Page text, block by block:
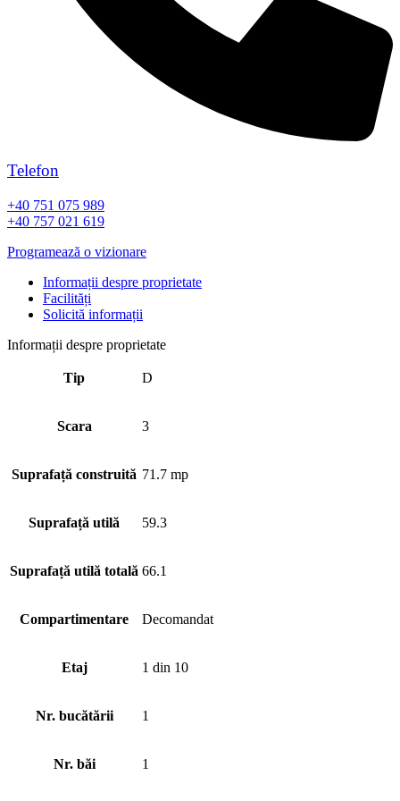
Telefon
+40 751 075 989
+40 757 021 619
Programează o vizionare
Informații despre proprietate
Facilități
Solicită informații
Informații despre proprietate
Tip D
Scara 3
Suprafață construită 71.7 mp
Suprafață utilă 59.3
Suprafață utilă totală 66.1
Compartimentare Decomandat
Etaj 1 din 10
Nr. bucătării 1
Nr. băi 1